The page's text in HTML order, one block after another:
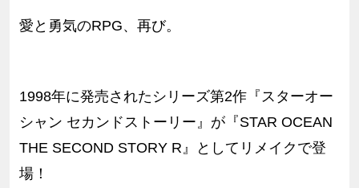
愛と勇気のRPG、再び。
1998年に発売されたシリーズ第2作『スターオー
シャン セカンドストーリー』が『STAR OCEAN
THE SECOND STORY R』としてリメイクで登
場！